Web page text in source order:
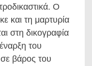
Ο
και τη μαρτυρία
στη δικογραφία
του
σε βάρος του